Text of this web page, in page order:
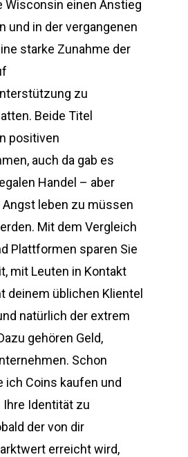
Wisconsin einen Anstieg
und in der vergangenen
starke Zunahme der
zu
Beide Titel
positiven
auch da gab es
Handel – aber
leben zu müssen
Mit dem Vergleich
Plattformen sparen Sie
mit Leuten in Kontakt
deinem üblichen Klientel
natürlich der extrem
gehören Geld,
Schon
ich Coins kaufen und
Identität zu
der von dir
erreicht wird,